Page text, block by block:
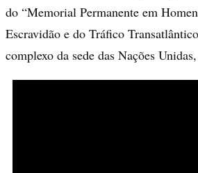
do “Memorial Permanente em
Escravidão e do Tráfico
complexo da sede das Nações